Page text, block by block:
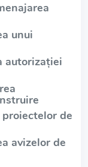
unui
autorizației
de
avizelor de